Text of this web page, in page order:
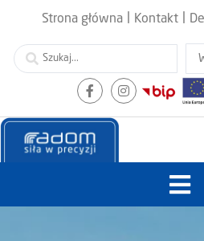
Strona główna Kontakt